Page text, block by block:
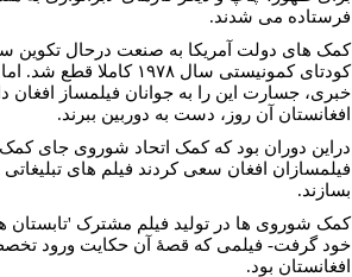
فرستاده می شدند.
کمک های دولت آمريکا به صنعت درحال تکوين
کودتای کمونيستی سال
خبری، جسارت اين را به جوانان فيلمساز افغان
افغانستان آن روز، دست به دوربين ببرند.
دراين دوران بود که کمک اتحاد شوروی جای
فيلمسازان افغان سعی کردند فيلم های تبليغاتی
بسازند.
کمک شوروی ها در توليد فيلم مشترک 'تابستان
خود گرفت- فيلمی که قصۀ آن حکايت ورود
افغانستان بود.